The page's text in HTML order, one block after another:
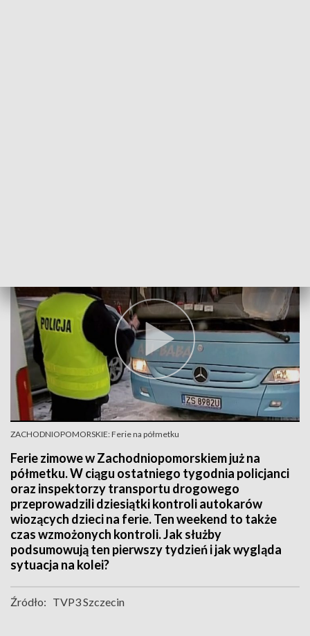
ZACHODNIOPOMORSKIE: Ferie na półmetku
Ferie zimowe w Zachodniopomorskiem już na
półmetku. W ciągu ostatniego tygodnia policjanci
oraz inspektorzy transportu drogowego
przeprowadzili dziesiątki kontroli autokarów
wiozących dzieci na ferie. Ten weekend to także
czas wzmożonych kontroli. Jak służby
podsumowują ten pierwszy tydzień i jak wygląda
sytuacja na kolei?
Źródło: TVP3 Szczecin